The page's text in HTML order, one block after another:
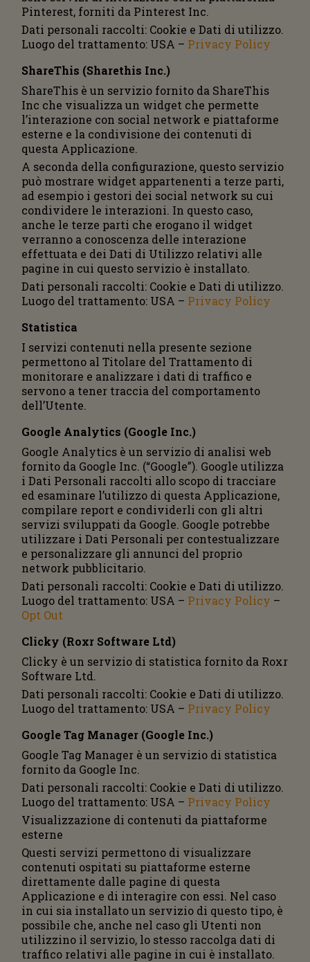
Pinterest, forniti da Pinterest Inc.
Dati personali raccolti: Cookie e Dati di utilizzo.
Luogo del trattamento: USA – Privacy Policy
ShareThis (Sharethis Inc.)
ShareThis è un servizio fornito da ShareThis
Inc che visualizza un widget che permette
l’interazione con social network e piattaforme
esterne e la condivisione dei contenuti di
questa Applicazione.
A seconda della configurazione, questo servizio
può mostrare widget appartenenti a terze parti,
ad esempio i gestori dei social network su cui
condividere le interazioni. In questo caso,
anche le terze parti che erogano il widget
verranno a conoscenza delle interazione
effettuata e dei Dati di Utilizzo relativi alle
pagine in cui questo servizio è installato.
Dati personali raccolti: Cookie e Dati di utilizzo.
Luogo del trattamento: USA – Privacy Policy
Statistica
I servizi contenuti nella presente sezione
permettono al Titolare del Trattamento di
monitorare e analizzare i dati di traffico e
servono a tener traccia del comportamento
dell’Utente.
Google Analytics (Google Inc.)
Google Analytics è un servizio di analisi web
fornito da Google Inc. (“Google”). Google utilizza
i Dati Personali raccolti allo scopo di tracciare
ed esaminare l’utilizzo di questa Applicazione,
compilare report e condividerli con gli altri
servizi sviluppati da Google. Google potrebbe
utilizzare i Dati Personali per contestualizzare
e personalizzare gli annunci del proprio
network pubblicitario.
Dati personali raccolti: Cookie e Dati di utilizzo.
Luogo del trattamento: USA – Privacy Policy –
Opt Out
Clicky (Roxr Software Ltd)
Clicky è un servizio di statistica fornito da Roxr
Software Ltd.
Dati personali raccolti: Cookie e Dati di utilizzo.
Luogo del trattamento: USA – Privacy Policy
Google Tag Manager (Google Inc.)
Google Tag Manager è un servizio di statistica
fornito da Google Inc.
Dati personali raccolti: Cookie e Dati di utilizzo.
Luogo del trattamento: USA – Privacy Policy
Visualizzazione di contenuti da piattaforme
esterne
Questi servizi permettono di visualizzare
contenuti ospitati su piattaforme esterne
direttamente dalle pagine di questa
Applicazione e di interagire con essi. Nel caso
in cui sia installato un servizio di questo tipo, è
possibile che, anche nel caso gli Utenti non
utilizzino il servizio, lo stesso raccolga dati di
traffico relativi alle pagine in cui è installato.